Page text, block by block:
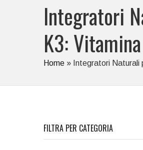
Integratori
K3:
Home » Integratori Naturali
FILTRA PER CATEGORIA